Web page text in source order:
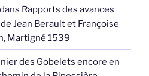
dans Rapports des avances
Jean Berault et Françoise
Martigné 1539
des Gobelets encore en